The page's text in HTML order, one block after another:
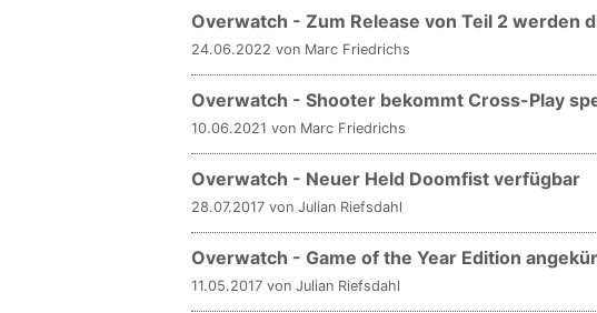
Overwatch - Zum Release von Teil 2 werden
24.06.2022 von Marc Friedrichs
Overwatch - Shooter bekommt Cross-Play
10.06.2021 von Marc Friedrichs
Overwatch - Neuer Held Doomfist verfügbar
28.07.2017 von Julian Riefsdahl
Overwatch - Game of the Year Edition
11.05.2017 von Julian Riefsdahl